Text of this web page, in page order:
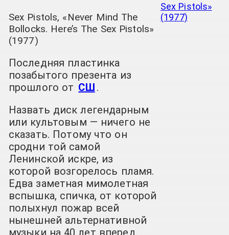
Sex Pistols, «Never Mind The
Bollocks. Here’s The Sex Pistols»
(1977)
Последняя пластинка
позабытого презента из
прошлого от СШ .
Назвать диск легендарным
или культовым — ничего не
сказать. Потому что он
сродни той самой
Ленинской искре, из
которой возгорелось пламя.
Едва заметная мимолетная
вспышка, спичка, от которой
полыхнул пожар всей
нынешней альтернативной